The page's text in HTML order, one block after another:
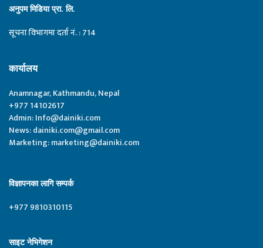
अनुपम मिडिया प्रा. लि.
सूचना विभागमा दर्ता नं. : 714
कार्यालय
Anamnagar, Kathmandu, Nepal
+977 14102617
Admin:Info@dainiki.com
News:dainiki.com@gmail.com
Marketing:marketing@dainiki.com
विज्ञापनका लागि सम्पर्क
+977 9810310115
साइट नेभिगेशन